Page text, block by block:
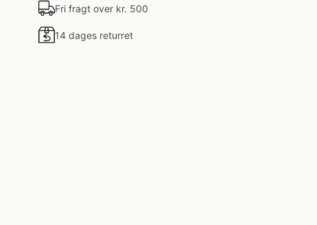
Fri fragt over kr. 500
14 dages returret